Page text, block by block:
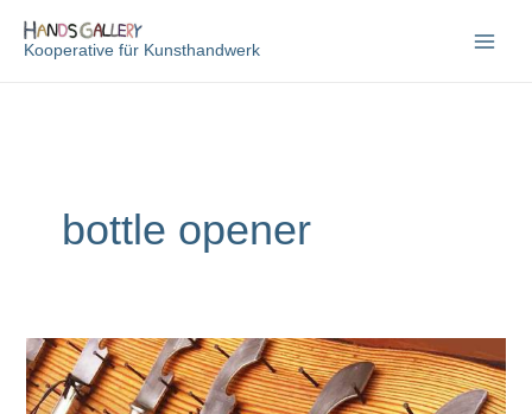
InhaltKooperative für Kunsthandwerk
bottle opener